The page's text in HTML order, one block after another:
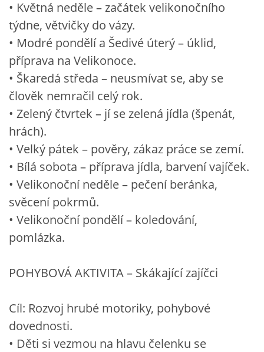
• Květná neděle – začátek velikonočního
týdne, větvičky do vázy.
• Modré pondělí a Šedivé úterý – úklid,
příprava na Velikonoce.
• Škaredá středa – neusmívat se, aby se
člověk nemračil celý rok.
• Zelený čtvrtek – jí se zelená jídla (špenát,
hrách).
• Velký pátek – pověry, zákaz práce se zemí.
• Bílá sobota – příprava jídla, barvení vajíček.
• Velikonoční neděle – pečení beránka,
svěcení pokrmů.
• Velikonoční pondělí – koledování,
pomlázka.
POHYBOVÁ AKTIVITA – Skákající zajíčci
Cíl: Rozvoj hrubé motoriky, pohybové
dovednosti.
• Děti si vezmou na hlavu čelenku se